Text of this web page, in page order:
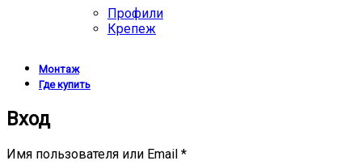
Профили
Крепеж
Монтаж
Где купить
Вход
Имя пользователя или Email *